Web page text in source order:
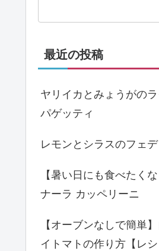
最近の投稿
ヤリイカとみょうがの
パゲッティ
レモンとシラスのフェ
【暑い日にも食べたく
ナーラ カッペリーニ
【オーブンなしで簡単
イトマトの作り方【レシ